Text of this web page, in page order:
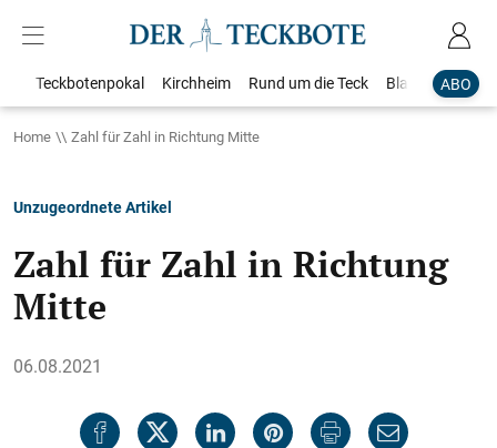
ABO
Teckbotenpokal Kirchheim Rund um die Teck Blaulicht
Home Zahl für Zahl in Richtung Mitte
Unzugeordnete Artikel
Zahl für Zahl in Richtung
Mitte
06.08.2021